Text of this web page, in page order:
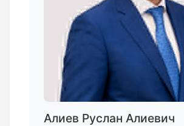
Алиев Руслан Алиевич